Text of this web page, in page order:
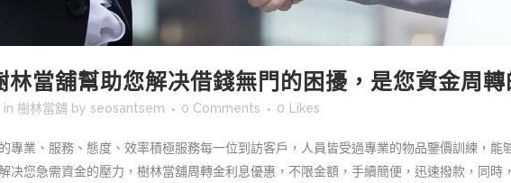
林當舖幫助您解决借錢無門的困擾，是您資金周
in 樹林當舖 by seosantsem 0 Comments 0 Likes
專業、服務、態度、效率積極服務每一位到訪客戶，人員皆受過專業的物品鑒價訓練，
决您急需資金的壓力，樹林當舖周轉金利息優惠，不限金額，手續簡便，迅速撥款，同時